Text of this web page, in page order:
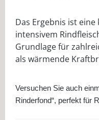
Das Ergebnis ist
intensivem
Grundlage für
als wärmende
Versuchen Sie auch
Rinderfond“, perfekt für